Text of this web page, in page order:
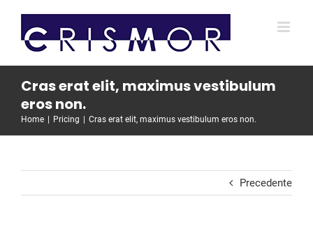
contenuto
Cras erat elit, maximus vestibulum
eros non.
Home Pricing Cras erat elit, maximus vestibulum eros non.
Precedente